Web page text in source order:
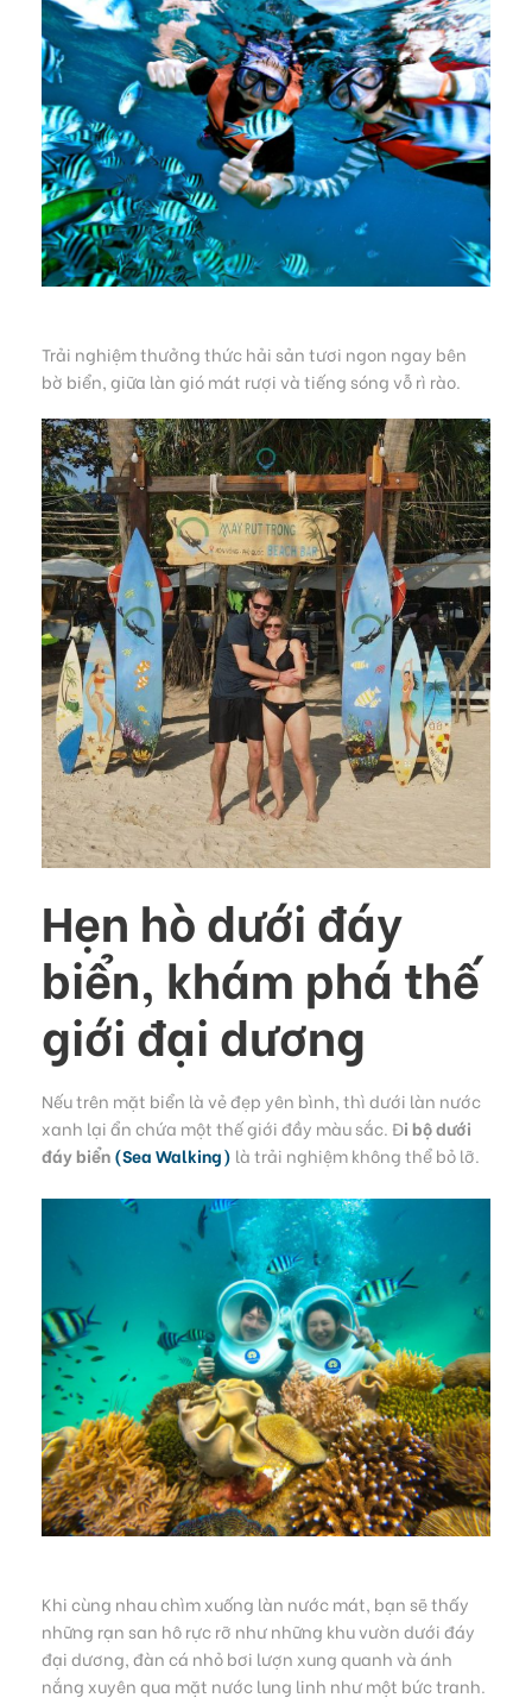
Trải nghiệm thưởng thức hải sản tươi ngon ngay bên
bờ biển, giữa làn gió mát rượi và tiếng sóng vỗ rì rào.
Hẹn hò dưới đáy
biển, khám phá thế
giới đại dương
Nếu trên mặt biển là vẻ đẹp yên bình, thì dưới làn nước
xanh lại ẩn chứa một thế giới đầy màu sắc. Đi bộ dưới
đáy biển(Sea Walking) là trải nghiệm không thể bỏ lỡ.
Khi cùng nhau chìm xuống làn nước mát, bạn sẽ thấy
những rạn san hô rực rỡ như những khu vườn dưới đáy
đại dương, đàn cá nhỏ bơi lượn xung quanh và ánh
nắng xuyên qua mặt nước lung linh như một bức tranh.